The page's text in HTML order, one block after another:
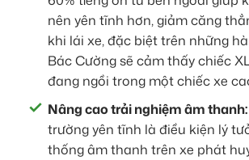
nên yên tĩnh hơn, giảm căng
khi lái xe, đặc biệt trên những
Bác Cường sẽ cảm thấy chiếc
đang ngồi trong một chiếc xe
Nâng cao trải nghiệm âm thanh:
trường yên tĩnh là điều kiện lý
thống âm thanh trên xe phát